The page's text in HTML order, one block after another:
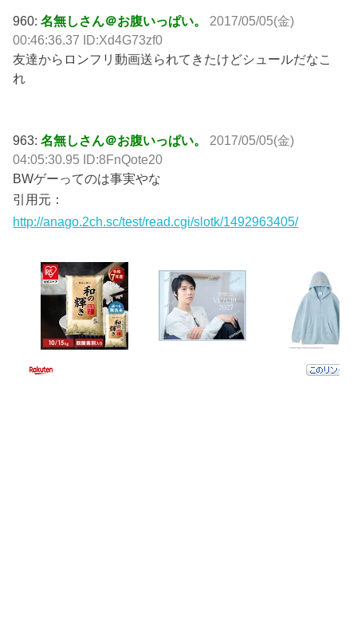
960:名無しさん＠お腹いっぱい。
2017/05/05(金)
00:46:36.37 ID:Xd4G73zf0
友達からロンフリ動画送られてきたけどシュールだなこ
れ
963:名無しさん＠お腹いっぱい。
2017/05/05(金)
04:05:30.95 ID:8FnQote20
BWゲーってのは事実やな
引用元：
http://anago.2ch.sc/test/read.cgi/slotk/1492963405/